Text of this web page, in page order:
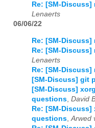
Re: [SM-
Lenaerts
06/06/22
Re: [SM-
Re: [SM-
Lenaerts
Re: [SM-
[SM-Discuss] git
[SM-Discuss]
questions David
Re: [SM-
questions Arwed